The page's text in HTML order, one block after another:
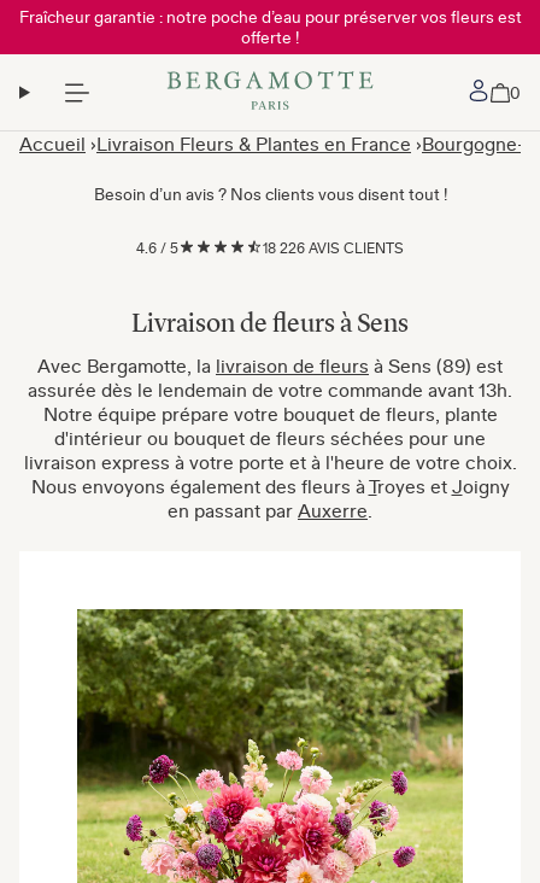
Fraîcheur garantie : notre poche d’eau pour préserver vos fleurs est
offerte !
Mon
0
Accueil Livraison Fleurs & Plantes en France Bourgogne-
Besoin d’un avis ? Nos clients vous disent tout !
4.6 / 5 18 226 AVIS CLIENTS
Livraison de fleurs à Sens
Avec Bergamotte, la livraison de fleurs à Sens (89) est
assurée dès le lendemain de votre commande avant 13h.
Notre équipe prépare votre bouquet de fleurs, plante
d'intérieur ou bouquet de fleurs séchées pour une
livraison express à votre porte et à l'heure de votre choix.
Nous envoyons également des fleurs à Troyes et Joigny
en passant par Auxerre